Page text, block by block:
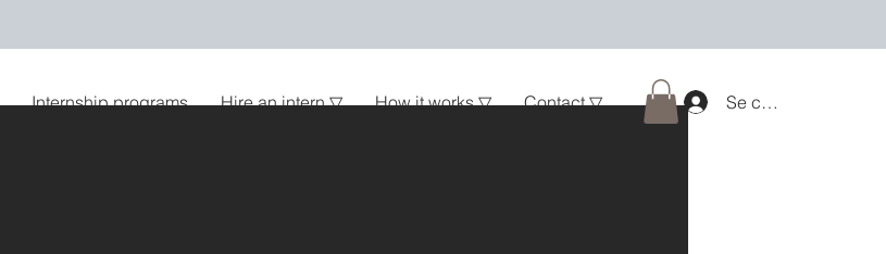
Internship programs Hire an intern ▽ How it works ▽ Contact ▽ Se connecter